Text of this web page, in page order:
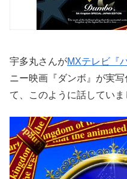
宇多丸さんがMXテレビ『
ニー映画『ダンボ』が実
て、このように話していま